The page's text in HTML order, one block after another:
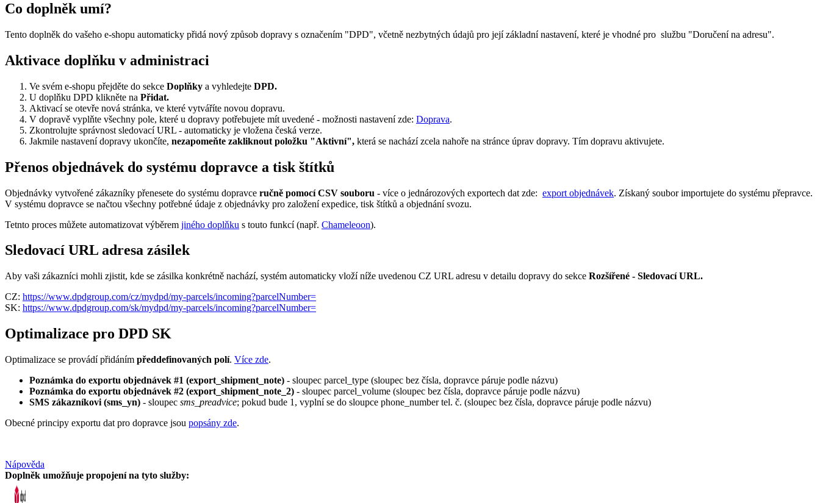
Co doplněk umí?
Tento doplněk do vašeho e-shopu automaticky přidá nový způsob dopravy s označením "DPD", včetně nezbytných údajů pro její základní nastavení, které je vhodné pro službu "Doručení na adresu".
Aktivace doplňku v administraci
Ve svém e-shopu přejděte do sekce Doplňky a vyhledejte DPD.
U doplňku DPD klikněte na Přidat.
Aktivací se otevře nová stránka, ve které vytváříte novou dopravu.
V dopravě vyplňte všechny pole, které u dopravy potřebujete mít uvedené - možnosti nastavení zde: Doprava.
Zkontrolujte správnost sledovací URL - automaticky je vložena česká verze.
Jakmile nastavení dopravy ukončíte, nezapomeňte zakliknout položku "Aktivní", která se nachází zcela nahoře na stránce úprav dopravy. Tím dopravu aktivujete.
Přenos objednávek do systému dopravce a tisk štítků
Objednávky vytvořené zákazníky přenesete do systému dopravce ručně pomocí CSV souboru - více o jednározových exportech dat zde: export objednávek. Získaný soubor importujete do systému přepravce.
V systému dopravce se načtou všechny potřebné údaje z objednávky pro založení expedice, tisk štítků a objednání svozu.
Tetnto proces můžete automatizovat výběrem jiného doplňku s touto funkcí (např. Chameleoon).
Sledovací URL adresa zásilek
Aby vaši zákazníci mohli zjistit, kde se zásilka konkrétně nachází, systém automaticky vloží níže uvedenou CZ URL adresu v detailu dopravy do sekce Rozšířené - Sledovací URL.
CZ: https://www.dpdgroup.com/cz/mydpd/my-parcels/incoming?parcelNumber=
SK: https://www.dpdgroup.com/sk/mydpd/my-parcels/incoming?parcelNumber=
Optimalizace pro DPD SK
Optimalizace se provádí přidáním předdefinovaných polí. Více zde.
Poznámka do exportu objednávek #1 (export_shipment_note) - sloupec parcel_type (sloupec bez čísla, dopravce páruje podle názvu)
Poznámka do exportu objednávek #2 (export_shipment_note_2) - sloupec parcel_volume (sloupec bez čísla, dopravce páruje podle názvu)
SMS zákazníkovi (sms_yn) - sloupec sms_preadvice; pokud bude 1, vyplní se do sloupce phone_number tel. č. (sloupec bez čísla, dopravce páruje podle názvu)
Obecné principy exportu dat pro dopravce jsou popsány zde.
Nápověda
Doplněk umožňuje propojení na tyto služby: